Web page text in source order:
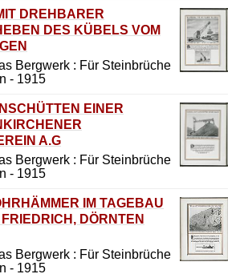
DREHBARER
DES KÜBELS VOM
Bergwerk : Für Steinbrüche
- 1915
EINER
A.G
Bergwerk : Für Steinbrüche
- 1915
IM TAGEBAU
DÖRNTEN
Bergwerk : Für Steinbrüche
- 1915